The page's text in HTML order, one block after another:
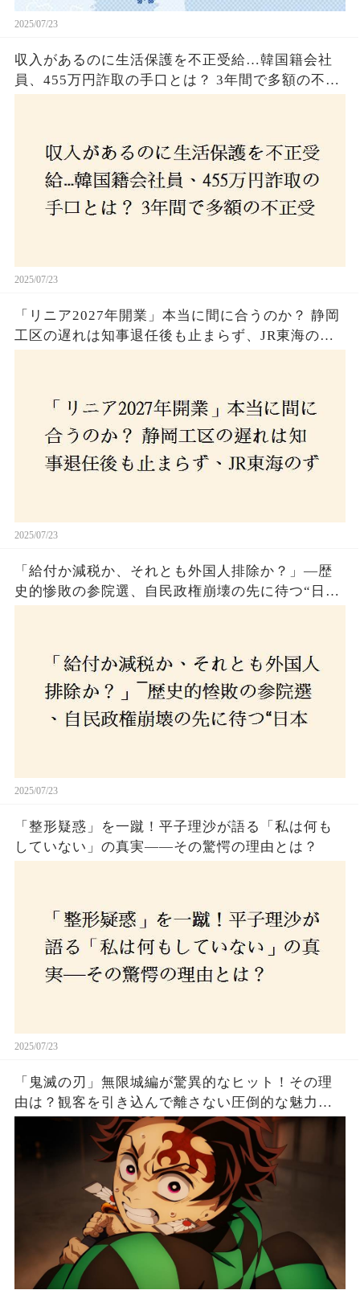
2025/07/23
収入があるのに生活保護を不正受給…韓国籍会社
員、455万円詐取の手口とは？ 3年間で多額の不正
2025/07/23
「リニア2027年開業」本当に間に合うのか？ 静岡
工区の遅れは知事退任後も止まらず、JR東海のず
2025/07/23
「給付か減税か、それとも外国人排除か？」―歴
史的惨敗の参院選、自民政権崩壊の先に待つ“日本
2025/07/23
「整形疑惑」を一蹴！平子理沙が語る「私は何も
していない」の真実——その驚愕の理由とは？
2025/07/23
「鬼滅の刃」無限城編が驚異的なヒット！その理
由は？観客を引き込んで離さない圧倒的な魅力と